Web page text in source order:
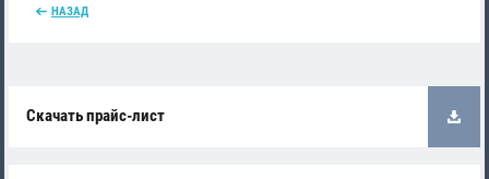
Скачать прайс-лист
НАЗАД